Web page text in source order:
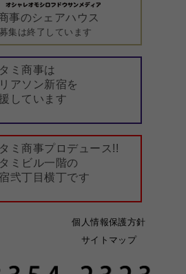
事のシェアハウス
集は終了しています
ミ商事は
アソン新宿を
しています
ミ商事プロデュース!!
ミビル一階の
弐丁目横丁です
個人情報保護方針
サイトマップ